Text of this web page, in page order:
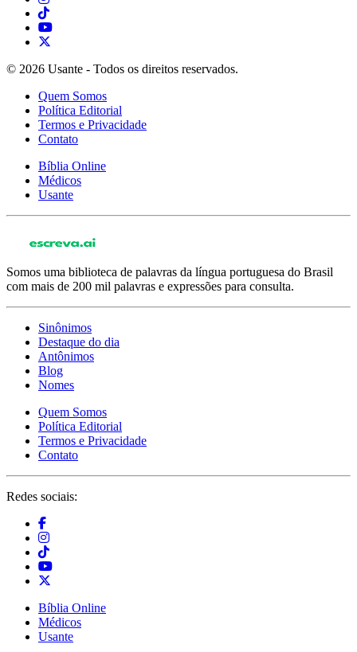
© 2026 Usante - Todos os direitos reservados.
Quem Somos
Política Editorial
Termos e Privacidade
Contato
Bíblia Online
Médicos
Usante
Somos uma biblioteca de palavras da língua portuguesa do Brasil
com mais de 200 mil palavras e expressões para consulta.
Sinônimos
Destaque do dia
Antônimos
Blog
Nomes
Quem Somos
Política Editorial
Termos e Privacidade
Contato
Redes sociais:
Bíblia Online
Médicos
Usante